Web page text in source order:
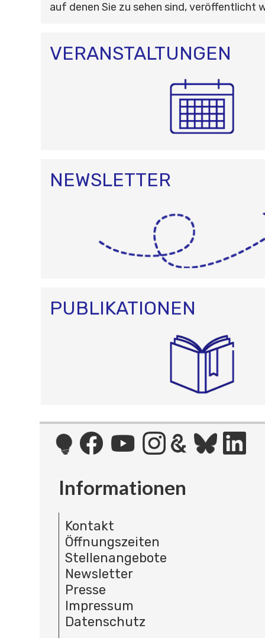
auf denen Sie zu sehen sind, veröffentlicht
VERANSTALTUNGEN
NEWSLETTER
PUBLIKATIONEN
Informationen
Kontakt
Öffnungszeiten
Stellenangebote
Newsletter
Presse
Impressum
Datenschutz